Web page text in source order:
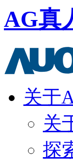
AG真
关于
关
探